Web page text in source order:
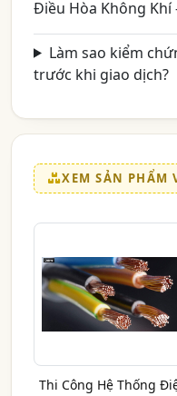
Điều Hòa Không Khí
Làm sao kiểm
trước khi giao dịch?
XEM SẢN PHẨM
Thi Công Hệ Thống